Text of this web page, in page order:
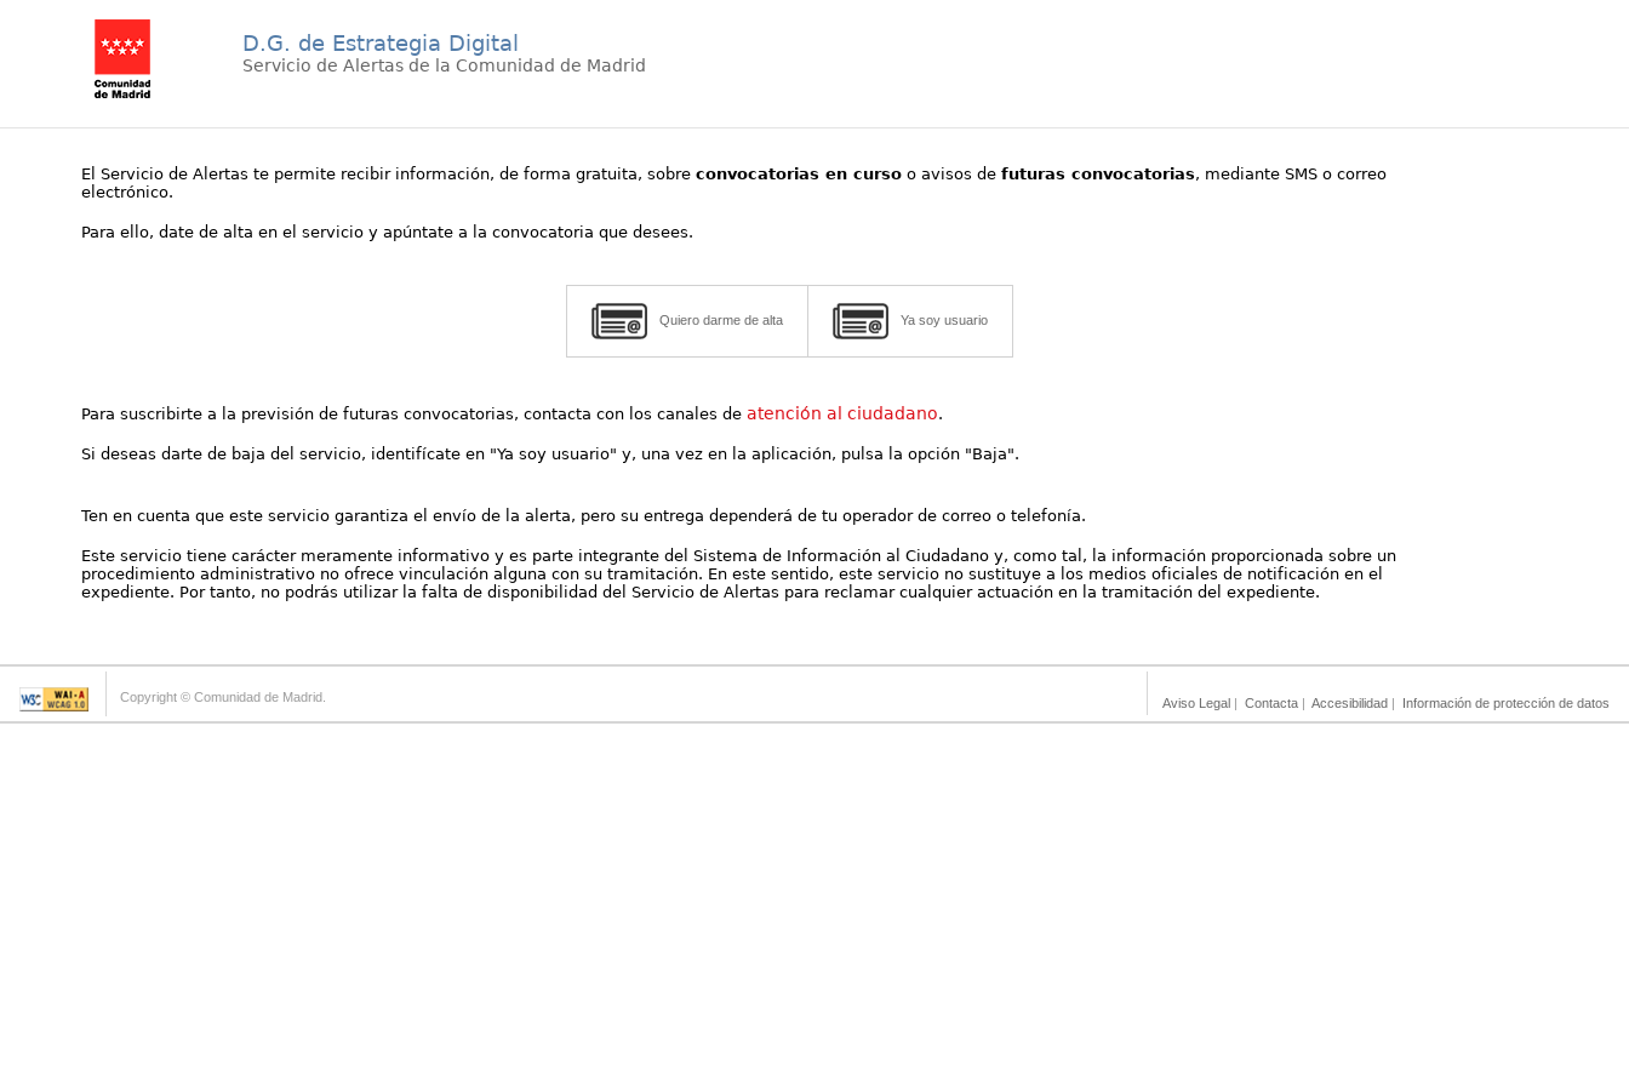
D.G. de Estrategia Digital
Servicio de Alertas de la Comunidad de Madrid
El Servicio de Alertas te permite recibir información, de forma gratuita, sobreconvocatorias en curso o avisos defuturas convocatorias, mediante SMS o correo
electrónico.
Para ello, date de alta en el servicio y apúntate a la convocatoria que desees.
Quiero darme de alta Ya soy usuario
Para suscribirte a la previsión de futuras convocatorias, contacta con los canales deatención al ciudadano.
Si deseas darte de baja del servicio, identifícate en "Ya soy usuario" y, una vez en la aplicación, pulsa la opción "Baja".
Ten en cuenta que este servicio garantiza el envío de la alerta, pero su entrega dependerá de tu operador de correo o telefonía.
Este servicio tiene carácter meramente informativo y es parte integrante del Sistema de Información al Ciudadano y, como tal, la información proporcionada sobre un
procedimiento administrativo no ofrece vinculación alguna con su tramitación. En este sentido, este servicio no sustituye a los medios oficiales de notificación en el
expediente. Por tanto, no podrás utilizar la falta de disponibilidad del Servicio de Alertas para reclamar cualquier actuación en la tramitación del expediente.
Copyright © Comunidad de Madrid. Aviso Legal | Contacta | Accesibilidad | Información de protección de datos